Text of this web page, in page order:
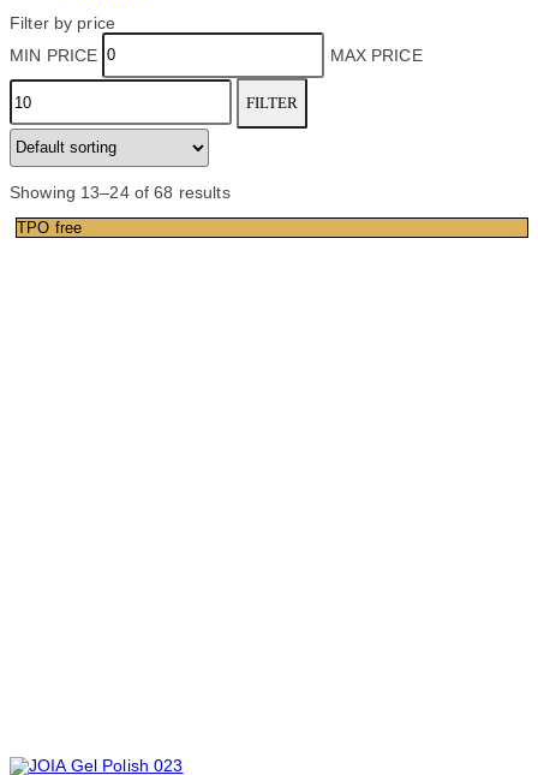
Filter by price
MIN PRICE
MAX PRICE
FILTER
Showing 13–24 of 68 results
TPO free